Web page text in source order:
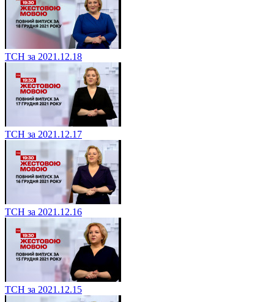
ТСН за 2021.12.18
ТСН за 2021.12.17
ТСН за 2021.12.16
ТСН за 2021.12.15